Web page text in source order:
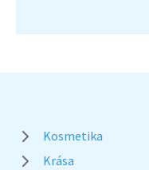
Kosmetika
Krása